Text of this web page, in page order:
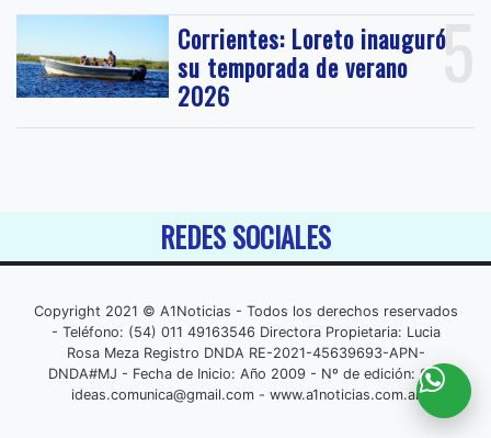
5
Corrientes: Loreto inauguró
su temporada de verano
2026
REDES SOCIALES
Copyright 2021 © A1Noticias - Todos los derechos reservados
- Teléfono: (54) 011 49163546 Directora Propietaria: Lucia
Rosa Meza Registro DNDA RE-2021-45639693-APN-
DNDA#MJ - Fecha de Inicio: Año 2009 - Nº de edición: 001
ideas.comunica@gmail.com- www.a1noticias.com.ar